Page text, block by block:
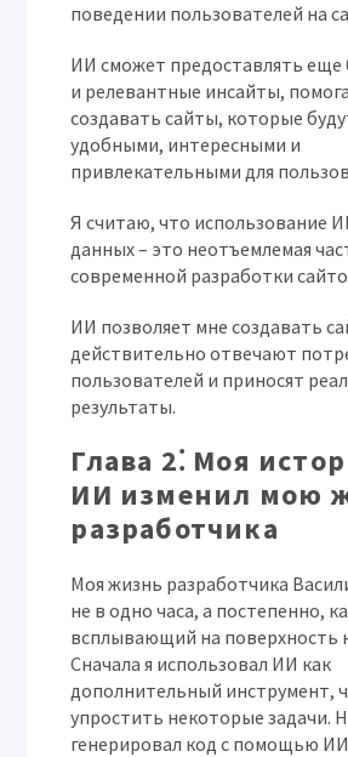
поведении пользователей на
ИИ сможет предоставлять еще
и релевантные инсайты,
создавать сайты, которые
удобными, интересными и
привлекательными для
Я считаю, что использование
данных – это неотъемлемая
современной разработки
ИИ позволяет мне создавать
действительно отвечают
пользователей и приносят
результаты.
Глава 2⁚ Моя
ИИ изменил мою
разработчика
Моя жизнь разработчика
не в одно часа, а постепенно,
всплывающий на поверхность
Сначала я использовал ИИ как
дополнительный инструмент,
упростить некоторые задачи.
генерировал код с помощью